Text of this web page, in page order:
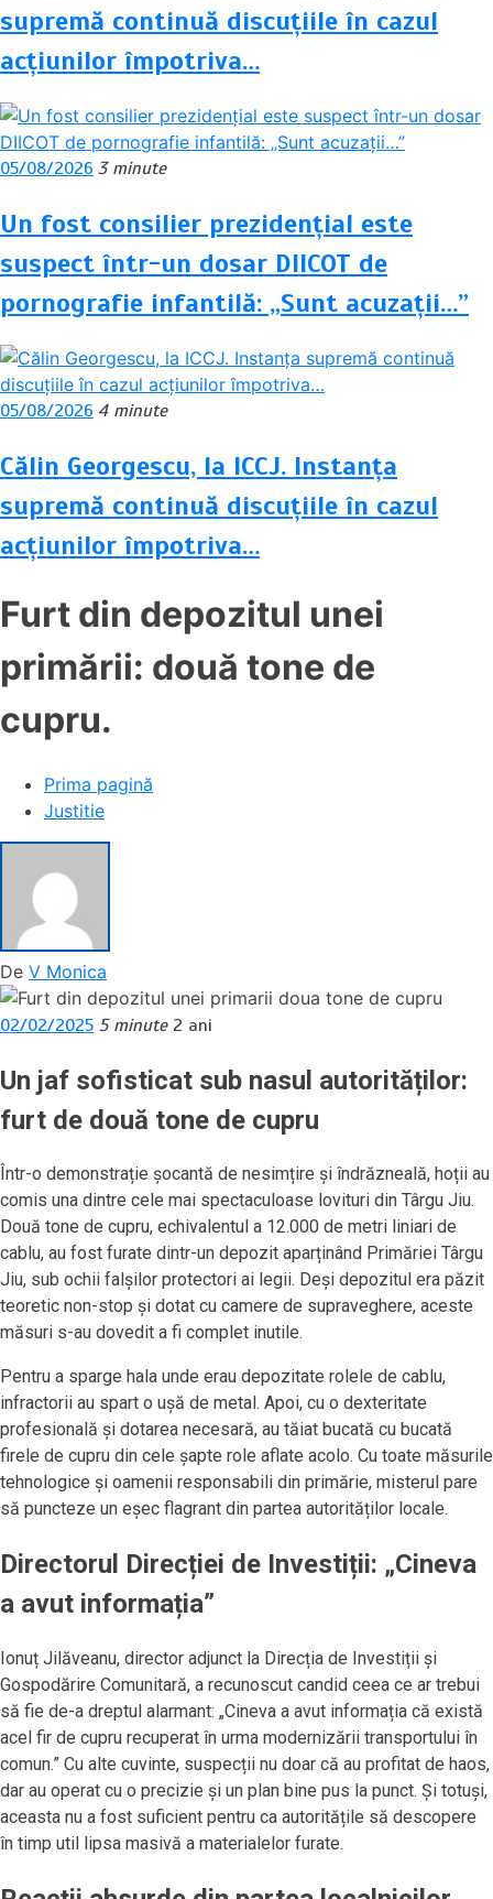
supremă continuă discuțiile în cazul
acțiunilor împotriva…
05/08/2026 3 minute
Un fost consilier prezidențial este
suspect într-un dosar DIICOT de
pornografie infantilă: „Sunt acuzații…”
05/08/2026 4 minute
Călin Georgescu, la ICCJ. Instanța
supremă continuă discuțiile în cazul
acțiunilor împotriva…
Furt din depozitul unei
primării: două tone de
cupru.
Prima pagină
Justitie
De V Monica
02/02/2025 5 minute 2 ani
Un jaf sofisticat sub nasul autorităților:
furt de două tone de cupru
Într-o demonstrație șocantă de nesimțire și îndrăzneală, hoții au
comis una dintre cele mai spectaculoase lovituri din Târgu Jiu.
Două tone de cupru, echivalentul a 12.000 de metri liniari de
cablu, au fost furate dintr-un depozit aparținând Primăriei Târgu
Jiu, sub ochii falșilor protectori ai legii. Deși depozitul era păzit
teoretic non-stop și dotat cu camere de supraveghere, aceste
măsuri s-au dovedit a fi complet inutile.
Pentru a sparge hala unde erau depozitate rolele de cablu,
infractorii au spart o ușă de metal. Apoi, cu o dexteritate
profesională și dotarea necesară, au tăiat bucată cu bucată
firele de cupru din cele șapte role aflate acolo. Cu toate măsurile
tehnologice și oamenii responsabili din primărie, misterul pare
să puncteze un eșec flagrant din partea autorităților locale.
Directorul Direcției de Investiții: „Cineva
a avut informația”
Ionuț Jilăveanu, director adjunct la Direcția de Investiții și
Gospodărire Comunitară, a recunoscut candid ceea ce ar trebui
să fie de-a dreptul alarmant: „Cineva a avut informația că există
acel fir de cupru recuperat în urma modernizării transportului în
comun.” Cu alte cuvinte, suspecții nu doar că au profitat de haos,
dar au operat cu o precizie și un plan bine pus la punct. Și totuși,
aceasta nu a fost suficient pentru ca autoritățile să descopere
în timp util lipsa masivă a materialelor furate.